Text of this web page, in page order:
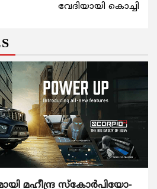
വേദിയായി കൊച്ചി
മഹീന്ദ്ര സ്കോർപിയോ-